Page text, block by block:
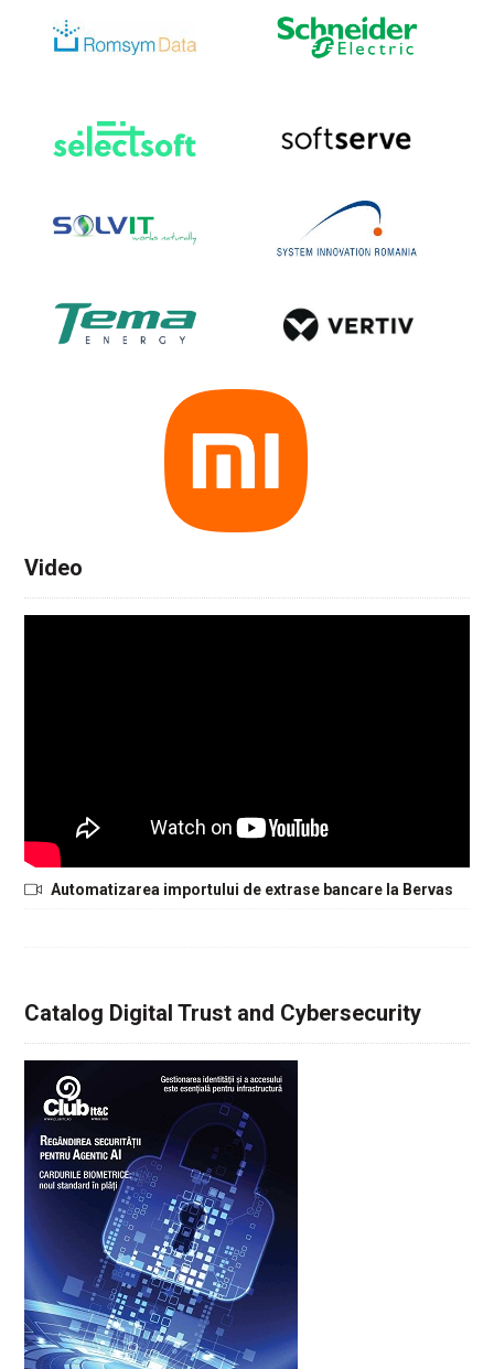
Video
Automatizarea importului de extrase bancare la Bervas
Catalog Digital Trust and Cybersecurity